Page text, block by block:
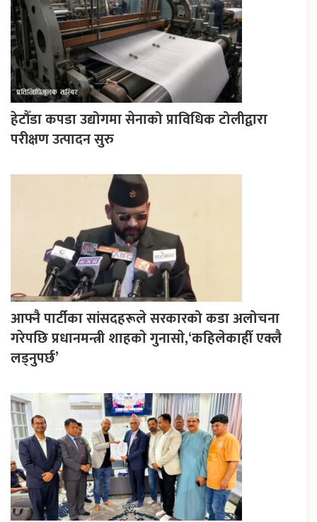
हेटौँडा कपडा उद्योगमा सेनाको प्राविधिक टोलीद्वारा
परीक्षण उत्पादन सुरु
आफ्नै पार्टीका सांसदहरूले सरकारको कडा अलोचना
गरेपछि प्रधानमन्त्री शाहकाे गुनासाे,‘कहिलेकाहीँ एक्लै
लड्नुपर्छ’